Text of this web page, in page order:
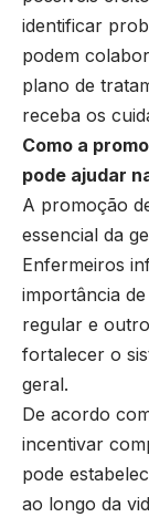
identificar
podem
plano de
receba os
Como a
pode ajudar
A promoção
essencial da
Enfermeiros
importância
regular e
fortalecer o
geral.
De acordo
incentivar
pode
ao longo da